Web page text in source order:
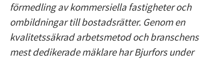
förmedling av kommersiella fastigheter och
ombildningar till bostadsrätter. Genom en
kvalitetssäkrad arbetsmetod och branschens
mest dedikerade mäklare har Bjurfors under